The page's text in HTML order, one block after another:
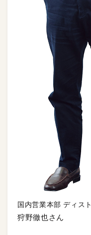
国内営業本部 ディス
狩野徹也さん